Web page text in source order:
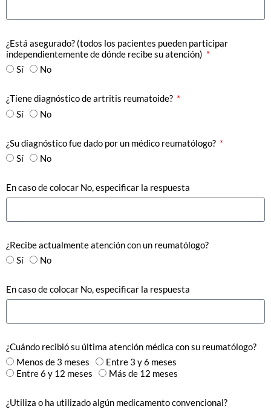
¿Está asegurado? (todos los pacientes pueden participar
independientemente de dónde recibe su atención)
Sí
No
¿Tiene diagnóstico de artritis reumatoide?
Sí
No
¿Su diagnóstico fue dado por un médico reumatólogo?
Sí
No
En caso de colocar No, especificar la respuesta
¿Recibe actualmente atención con un reumatólogo?
Sí
No
En caso de colocar No, especificar la respuesta
¿Cuándo recibió su última atención médica con su reumatólogo?
Menos de 3 meses
Entre 3 y 6 meses
Entre 6 y 12 meses
Más de 12 meses
¿Utiliza o ha utilizado algún medicamento convencional?